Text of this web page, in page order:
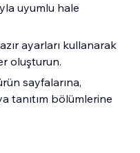
uyumlu hale
ayarları kullanarak
oluşturun.
sayfalarına,
tanıtım bölümlerine